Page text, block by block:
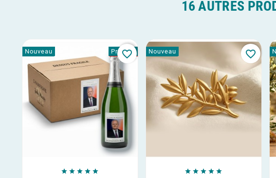
16 AUTRES
Nouveau Promo !
    
favorite_border Nouveau
    
favorite_border